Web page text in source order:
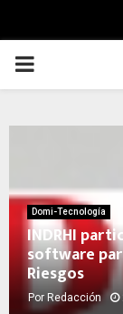
PRIMARY
Domi-Tecnología
INDRHI
software
Riesgos
Por Redacción